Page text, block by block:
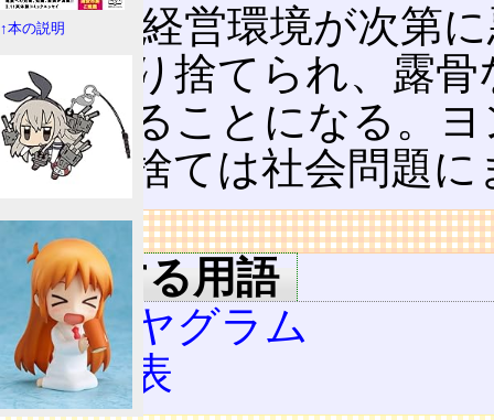
一方、経営環境が次第
門は切り捨てられ、露
行われることになる。
線の切捨ては社会問題
リンク
関連する用語
ダイヤグラム
時刻表
↑本の説明